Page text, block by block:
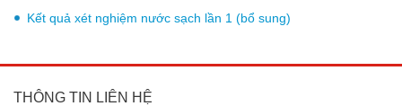
Kết quả xét nghiệm nước sạch lần 1 (bổ sung)
THÔNG TIN LIÊN HỆ